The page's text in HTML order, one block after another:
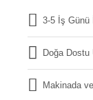
3-5 İş Günü
Doğa Dostu
Makinada